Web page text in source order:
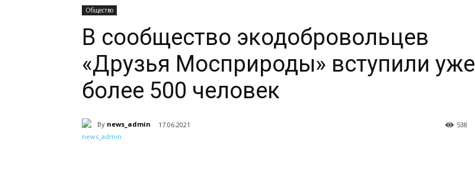
Общество
В сообщество экодобровольцев
«Друзья Мосприроды» вступили уже
более 500 человек
By news_admin 17.06.2021 538